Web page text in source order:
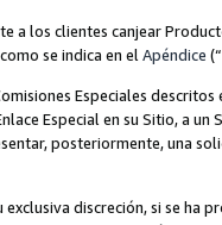
a los clientes canjear
se indica en el Apéndice
Especiales
Especial en su Sitio, a
posteriormente, una
exclusiva discreción, si se